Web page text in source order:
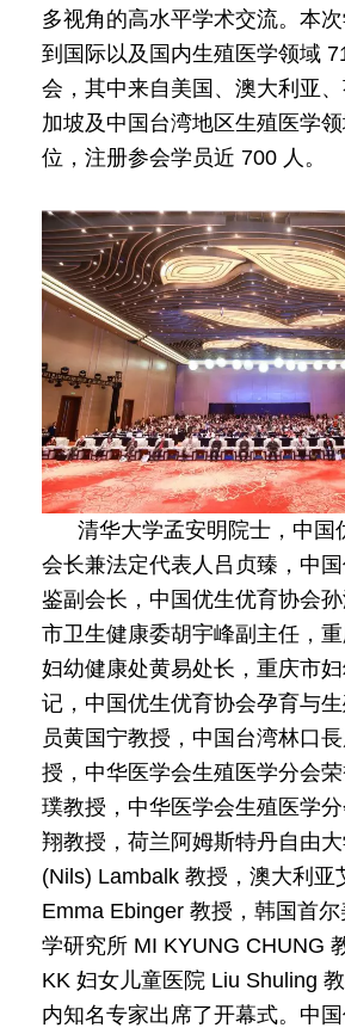
多视角的高水平学术交流。本
到国际以及国内生殖医学领域
会，其中来自美国、澳大利亚
加坡及中国台湾地区生殖医学
位，注册参会学员近 700 人。
清华大学孟安明院士，中国
会长兼法定代表人吕贞臻，中
鉴副会长，中国优生优育协会
市卫生健康委胡宇峰副主任，
妇幼健康处黄易处长，重庆市
记，中国优生优育协会孕育与
员黄国宁教授，中国台湾林口
授，中华医学会生殖医学分会
璞教授，中华医学会生殖医学
翔教授，荷兰阿姆斯特丹自由
(Nils) Lambalk 教授，澳大利亚
Emma Ebinger 教授，韩国首
学研究所 MI KYUNG CHUNG
KK 妇女儿童医院 Liu Shuling
内知名专家出席了开幕式。中